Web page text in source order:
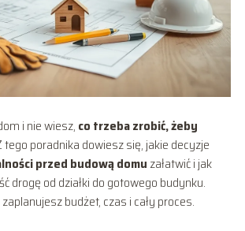
i nie wiesz, co trzeba zrobić, żeby
tego poradnika dowiesz się, jakie decyzje
przed budową domu załatwić i jak
drogę od działki do gotowego budynku.
budżet, czas i cały proces.